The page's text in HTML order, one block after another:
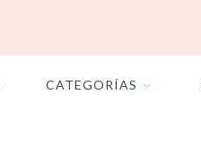
CATEGORÍAS